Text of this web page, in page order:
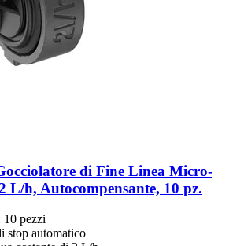
di Fine Linea Micro-​
L/h, Autocompensante, 10 pz.
10 pezzi
stop automatico